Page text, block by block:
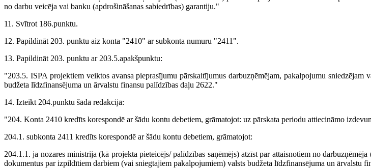
no darbu veicēja vai banku (apdrošināšanas sabiedrības) garantiju."
11. Svītrot 186.punktu.
12. Papildināt 203. punktu aiz konta "2410" ar subkonta numuru "2411".
13. Papildināt 203. punktu ar 203.5.apakšpunktu:
"203.5. ISPA projektiem veiktos avansa pieprasījumu pārskaitījumus darbuzņēmējam, pakalpojumu sniedzējam
budžeta līdzfinansējuma un ārvalstu finansu palīdzības daļu 2622."
14. Izteikt 204.punktu šādā redakcijā:
"204. Konta 2410 kredīts korespondē ar šādu kontu debetiem, grāmatojot: uz pārskata periodu attiecināmo
204.1. subkonta 2411 kredīts korespondē ar šādu kontu debetiem, grāmatojot:
204.1.1. ja nozares ministrija (kā projekta pieteicējs/ palīdzības saņēmējs) atzīst par attaisnotiem no
dokumentus par izpildītiem darbiem (vai sniegtajiem pakalpojumiem) valsts budžeta līdzfinansējuma un ārvalstu